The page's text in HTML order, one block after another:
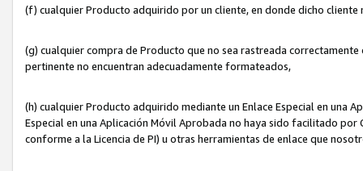
(f) cualquier Producto adquirido por un cliente, en donde dicho
(g) cualquier compra de Producto que no sea rastreada
pertinente no encuentran adecuadamente formateados,
(h) cualquier Producto adquirido mediante un Enlace Especial en una
Especial en una Aplicación Móvil Aprobada no haya sido facilitado
conforme a la Licencia de PI) u otras herramientas de enlace que